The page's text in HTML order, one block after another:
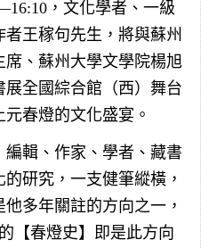
，文化學者、一級
王稼句先生，將與蘇州
、蘇州大學文學院楊旭
全國綜合館（西）舞台
春燈的文化盛宴。
輯、作家、學者、藏書
研究，一支健筆縱橫，
多年關註的方向之一，
【春燈史】即是此方向